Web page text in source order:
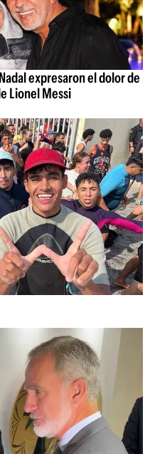
expresaron el dolor de
Lionel Messi